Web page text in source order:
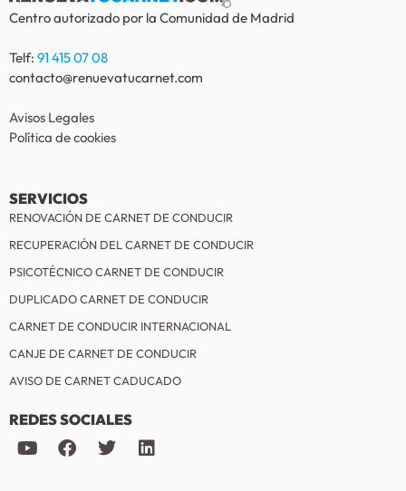
Centro autorizado por la Comunidad de Madrid
Telf: 91 415 07 08
contacto@renuevatucarnet.com
Avisos Legales
Política de cookies
SERVICIOS
RENOVACIÓN DE CARNET DE CONDUCIR
RECUPERACIÓN DEL CARNET DE CONDUCIR
PSICOTÉCNICO CARNET DE CONDUCIR
DUPLICADO CARNET DE CONDUCIR
CARNET DE CONDUCIR INTERNACIONAL
CANJE DE CARNET DE CONDUCIR
AVISO DE CARNET CADUCADO
REDES SOCIALES